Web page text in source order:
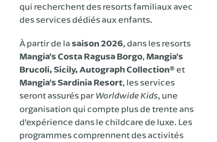
qui recherchent des resorts familiaux avec
des services dédiés aux enfants.
À partir de lasaison 2026, dans les resorts
Mangia’s Costa Ragusa Borgo, Mangia’s
Brucoli, Sicily, Autograph Collection® et
Mangia’s Sardinia Resort, les services
seront assurés parWorldwide Kids, une
organisation qui compte plus de trente ans
d’expérience dans le childcare de luxe. Les
programmes comprennent des activités